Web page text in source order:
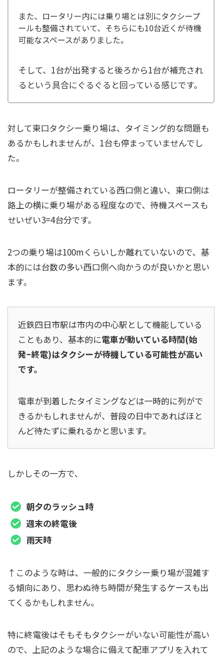
また、ロータリー内には乗り場とは別にタクシープ
ールも整備されていて、そちらにも10台近くが待機
可能なスペースがありました。
そして、1台が出発すると後ろから1台が補充され
るという具合にぐるぐると回っている感じです。
対して東口タクシー乗り場は、タイミング的な問題も
あるかもしれませんが、1台も停まっていませんでし
た。
ロータリーが整備されている西口側と違い、東口側は
路上の横に乗り場がある程度なので、待機スペースも
せいぜい3=4台分です。
2つの乗り場は100mくらいしか離れていないので、基
本的には台数の多い西口側へ向かうのが良いかと思い
ます。
近鉄四日市駅は市内の中心駅として機能している
こともあり、基本的に電車が動いている時間(始
発~終電)はタクシーが待機している可能性が高い
です。
電車が到着したタイミングなどは一時的に列がで
きるかもしれませんが、普段の日中であればほと
んど待たずに乗れるかと思います。
しかしその一方で、
朝夕のラッシュ時
週末の終電後
雨天時
↑このような時は、一般的にタクシー乗り場が混雑す
る傾向にあり、思わぬ待ち時間が発生するケースも出
てくるかもしれません。
特に終電後はそもそもタクシーがいない可能性が高い
ので、上記のような場合に備えて配車アプリを入れて